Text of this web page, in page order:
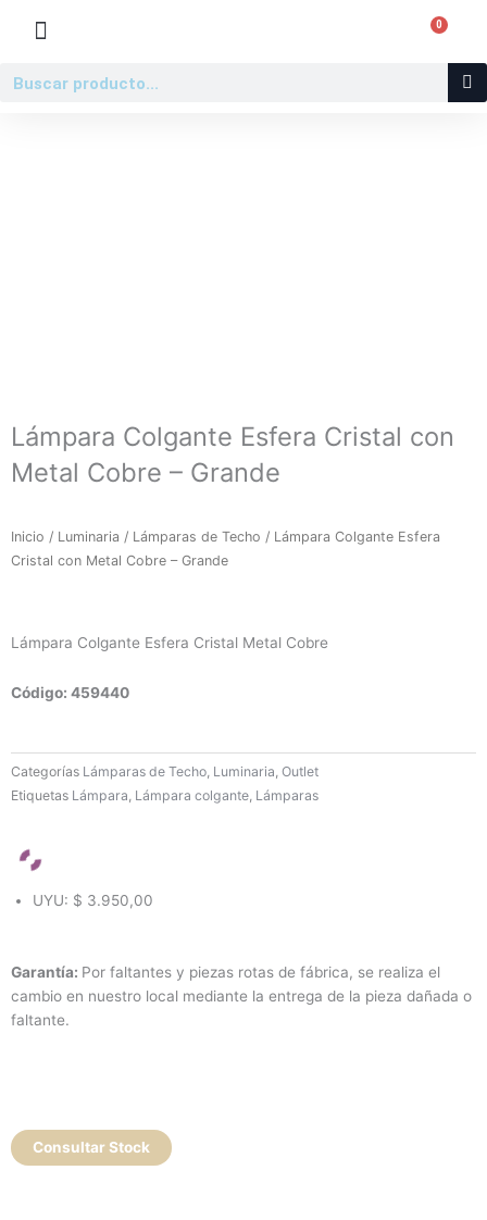
0
Buscar
Lámpara Colgante Esfera Cristal con
Metal Cobre – Grande
Inicio / Luminaria / Lámparas de Techo / Lámpara Colgante Esfera
Cristal con Metal Cobre – Grande
Lámpara Colgante Esfera Cristal Metal Cobre
Código: 459440
Categorías Lámparas de Techo Luminaria Outlet
Etiquetas Lámpara Lámpara colgante Lámparas
UYU: $ 3.950,00
Garantía: Por faltantes y piezas rotas de fábrica, se realiza el
cambio en nuestro local mediante la entrega de la pieza dañada o
faltante.
Consultar Stock